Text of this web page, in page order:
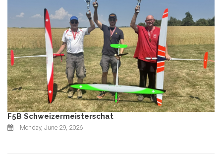
F5B Schweizermeisterschat
Monday, June 29, 2026